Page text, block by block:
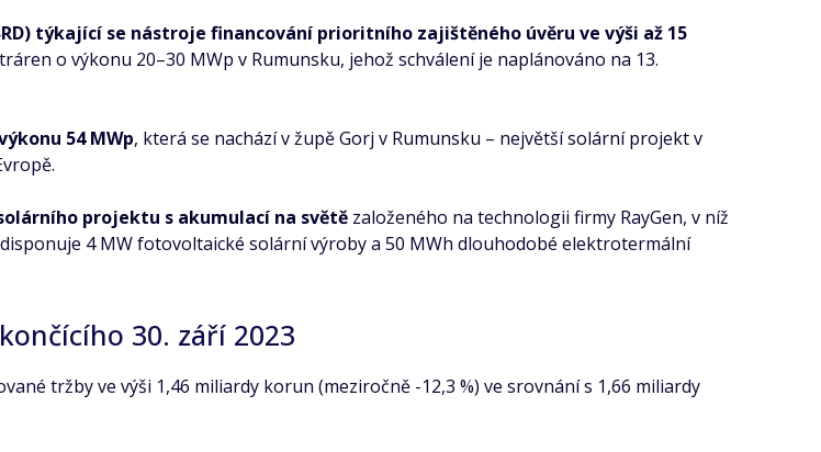
týkající se nástroje financování prioritního zajištěného úvěru ve výši až 15
o výkonu 20–30 MWp v Rumunsku, jehož schválení je naplánováno na 13.
54 MWp, která se nachází v župě Gorj v Rumunsku – největší solární projekt v
projektu s akumulací na světě založeného na technologii firmy RayGen, v níž
4 MW fotovoltaické solární výroby a 50 MWh dlouhodobé elektrotermální
30. září 2023
tržby ve výši 1,46 miliardy korun (meziročně -12,3 %) ve srovnání s 1,66 miliardy